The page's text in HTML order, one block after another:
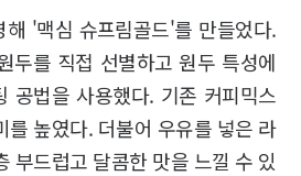
'맥심 슈프림골드'를 만들었다.
두를 직접 선별하고 원두 특성에
공법을 사용했다. 기존 커피믹스
를 높였다. 더불어 우유를 넣은 라
부드럽고 달콤한 맛을 느낄 수 있